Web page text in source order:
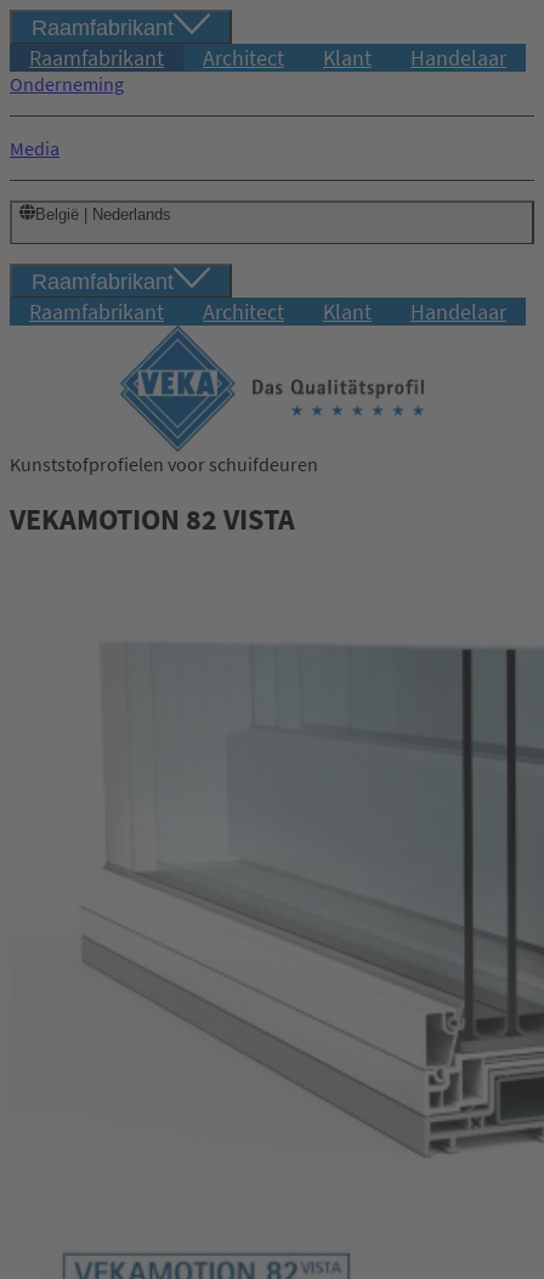
Raamfabrikant
Raamfabrikant Architect Klant Handelaar
Onderneming
Media
België | Nederlands
Raamfabrikant
Raamfabrikant Architect Klant Handelaar
Inloggen
Kunststofprofielen voor schuifdeuren
VEKAMOTION 82 VISTA